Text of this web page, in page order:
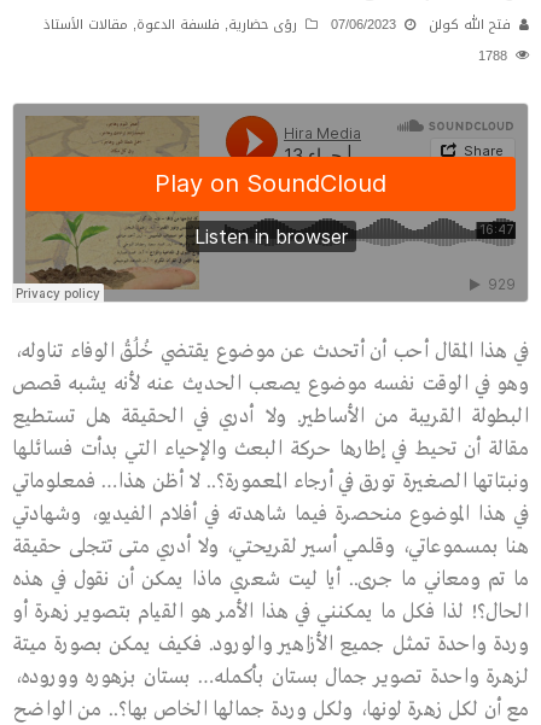
فتح الله كولن 07/06/2023 رؤى حضارية, فلسفة الدعوة, مقالات الأستاذ
في هذا المقال أحب أن أتحدث عن موضوع يقتضي خُلُقُ الوفاء تناوله،
وهو في الوقت نفسه موضوع يصعب الحديث عنه لأنه يشبه قصص
البطولة القريبة من الأساطير. ولا أدري في الحقيقة هل تستطيع
مقالة أن تحيط في إطارها حركة البعث والإحياء التي بدأت فسائلها
ونبتاتها الصغيرة تورق في أرجاء المعمورة؟.. لا أظن هذا… فمعلوماتي
في هذا الموضوع منحصرة فيما شاهدته في أفلام الفيديو، وشهادتي
هنا بمسموعاتي، وقلمي أسير لقريحتي، ولا أدري متى تتجلى حقيقة
ما تم ومعاني ما جرى.. أيا ليت شعري ماذا يمكن أن نقول في هذه
الحال؟! لذا فكل ما يمكنني في هذا الأمر هو القيام بتصوير زهرة أو
وردة واحدة تمثل جميع الأزاهير والورود. فكيف يمكن بصورة ميتة
لزهرة واحدة تصوير جمال بستان بأكمله… بستان بزهوره ووروده،
مع أن لكل زهرة لونها، ولكل وردة جمالها الخاص بها؟.. من الواضح